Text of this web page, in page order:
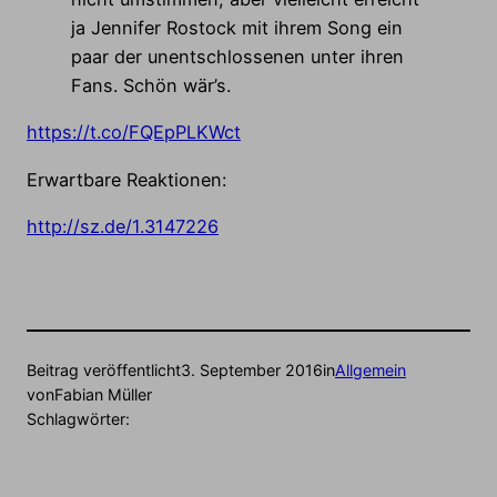
ja Jennifer Rostock mit ihrem Song ein
paar der unentschlossenen unter ihren
Fans. Schön wär’s.
https://t.co/FQEpPLKWct
Erwartbare Reaktionen:
http://sz.de/1.3147226
Beitrag veröffentlicht3. September 2016inAllgemein
vonFabian Müller
Schlagwörter: